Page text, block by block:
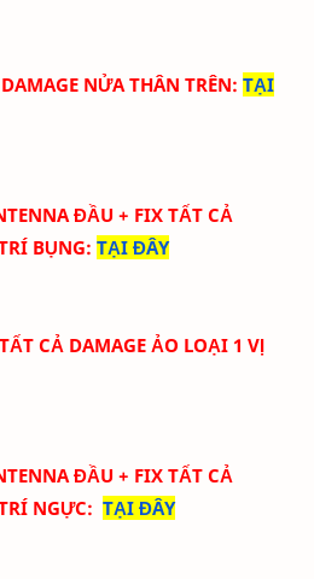
NỬA THÂN TRÊN: TẠI
ĐẦU + FIX TẤT CẢ
BỤNG: TẠI ĐÂY
TẤT CẢ DAMAGE ẢO LOẠI 1 VỊ
ĐẦU + FIX TẤT CẢ
NGỰC: TẠI ĐÂY